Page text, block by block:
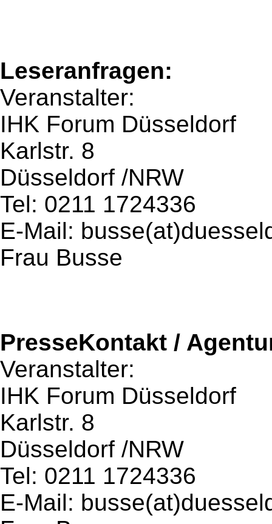
Leseranfragen:
Veranstalter:
IHK Forum Düsseldorf
Karlstr. 8
Düsseldorf /NRW
Tel: 0211 1724336
E-Mail:
Frau Busse
PresseKontakt /
Veranstalter:
IHK Forum Düsseldorf
Karlstr. 8
Düsseldorf /NRW
Tel: 0211 1724336
E-Mail: